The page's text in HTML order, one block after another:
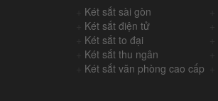
Két sắt sài gòn
Két sắt điện tử
Két sắt to đại
Két sắt thu ngân
Két sắt văn phòng cao cấp